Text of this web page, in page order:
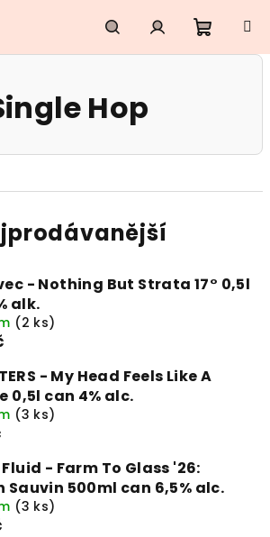
HledatPřihlášení
Hop
- Nothing But Strata 17° 0,5l
alk.
(2 ks)
- My Head Feels Like A
0,5l can 4% alc.
(3 ks)
- Farm To Glass '26:
Sauvin 500ml can 6,5% alc.
(3 ks)